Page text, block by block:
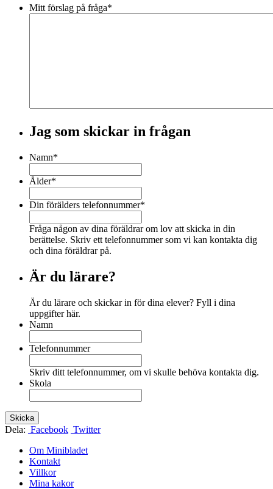
Mitt förslag på fråga*
Jag som skickar in frågan
Namn*
Ålder*
Din förälders telefonnummer*
Fråga någon av dina föräldrar om lov att skicka in din
berättelse. Skriv ett telefonnummer som vi kan kontakta dig
och dina föräldrar på.
Är du lärare?
Är du lärare och skickar in för dina elever? Fyll i dina
uppgifter här.
Namn
Telefonnummer
Skriv ditt telefonnummer, om vi skulle behöva kontakta dig.
Skola
Dela: Facebook Twitter
Om Minibladet
Kontakt
Villkor
Mina kakor